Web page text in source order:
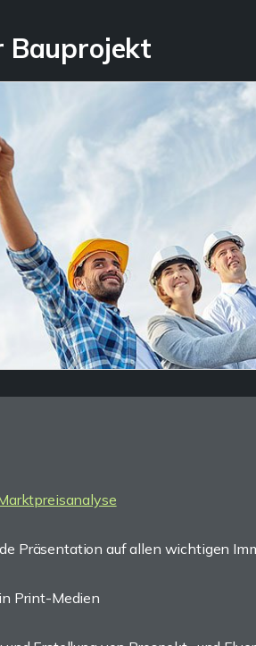
Bauprojekt
Präsentation auf allen wichtigen
Print-Medien